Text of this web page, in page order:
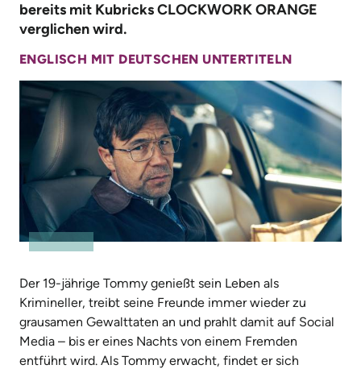
bereits mit Kubricks CLOCKWORK ORANGE
verglichen wird.
ENGLISCH MIT DEUTSCHEN UNTERTITELN
Der 19-jährige Tommy genießt sein Leben als
Krimineller, treibt seine Freunde immer wieder zu
grausamen Gewalttaten an und prahlt damit auf Social
Media – bis er eines Nachts von einem Fremden
entführt wird. Als Tommy erwacht, findet er sich